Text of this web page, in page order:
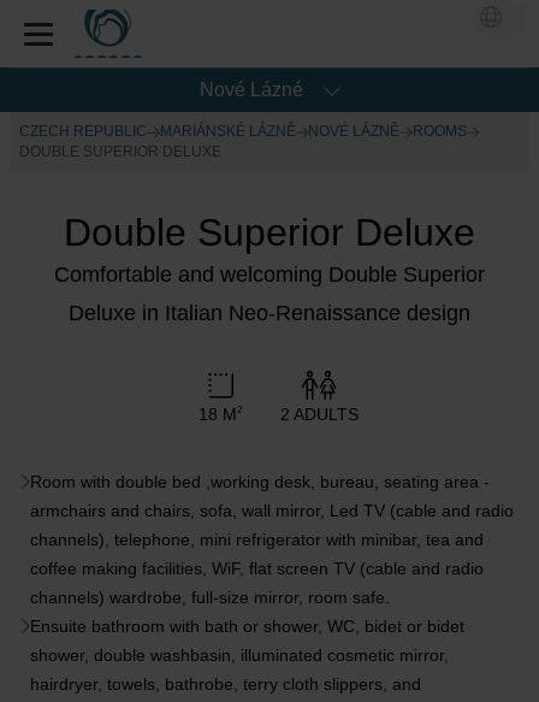
Nové Lázné
CZECH REPUBLIC MARIÁNSKÉ LÁZNĚ NOVÉ LÁZNĚ
ROOMS
DOUBLE SUPERIOR DELUXE
Double Superior Deluxe
Comfortable and welcoming Double Superior
Deluxe in Italian Neo-Renaissance design
18 M2 2 ADULTS
Room with double bed ,working desk, bureau, seating area -
armchairs and chairs, sofa, wall mirror, Led TV (cable and radio
channels), telephone, mini refrigerator with minibar, tea and
coffee making facilities, WiF, flat screen TV (cable and radio
channels) wardrobe, full-size mirror, room safe.
Ensuite bathroom with bath or shower, WC, bidet or bidet
shower, double washbasin, illuminated cosmetic mirror,
hairdryer, towels, bathrobe, terry cloth slippers, and